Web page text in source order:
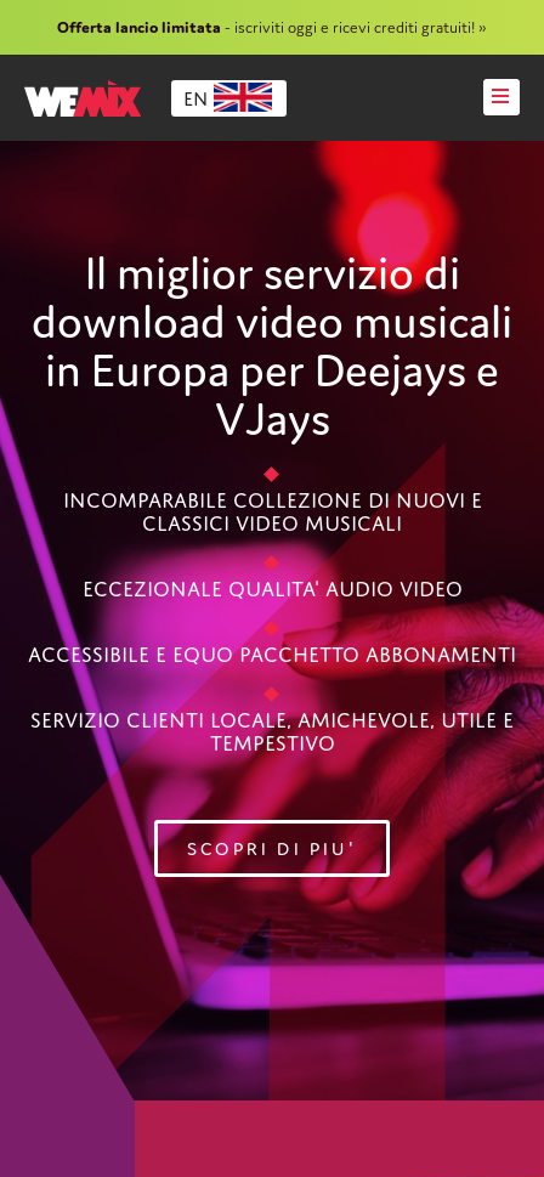
Offerta lancio limitata - iscriviti oggi e ricevi crediti gratuiti! »
EN
Il miglior servizio di
download video musicali
in Europa per Deejays e
VJays
Incomparabile Collezione Di Nuovi E
Classici Video Musicali
Eccezionale Qualita' Audio Video
Accessibile E Equo Pacchetto Abbonamenti
Servizio Clienti Locale, Amichevole, Utile E
Tempestivo
SCOPRI DI PIU'